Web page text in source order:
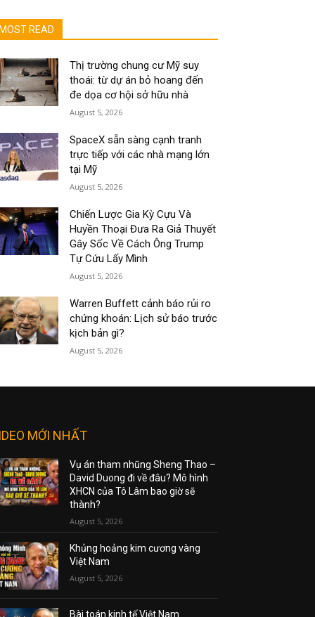
MOST READ
Thị trường chung cư Mỹ suy
thoái: từ dự án bỏ hoang đến
đe dọa cơ hội sở hữu nhà
August 5, 2026
SpaceX sẵn sàng cạnh tranh
trực tiếp với các nhà mạng lớn
tại Mỹ
August 5, 2026
Chiến Lược Gia Kỳ Cựu Và
Huyền Thoại Đưa Ra Giả Thuyết
Gây Sốc Về Cách Ông Trump
Tự Cứu Lấy Mình
August 5, 2026
Warren Buffett cảnh báo rủi ro
chứng khoán: Lịch sử báo trước
kịch bản gì?
August 5, 2026
MỚI NHẤT
Vụ án tham nhũng Sheng Thao –
David Duong đi về đâu? Mô hình
XHCN của Tô Lâm bao giờ sẽ
thành?
August 5, 2026
Khủng hoảng kim cương vàng
Việt Nam
August 5, 2026
Bài toán kinh tế Việt Nam